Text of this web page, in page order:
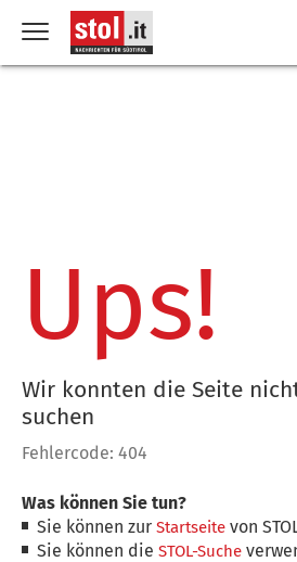
Ups!
Wir konnten die Seite
suchen
Fehlercode: 404
Was können Sie tun?
Sie können zurStartseite von
Sie können dieSTOL-Suche